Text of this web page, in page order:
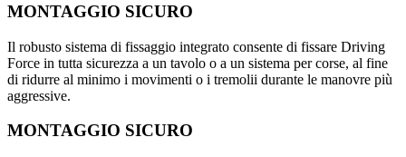
MONTAGGIO SICURO
Il robusto sistema di fissaggio integrato consente di fissare Driving
Force in tutta sicurezza a un tavolo o a un sistema per corse, al fine
di ridurre al minimo i movimenti o i tremolii durante le manovre più
aggressive.
MONTAGGIO SICURO